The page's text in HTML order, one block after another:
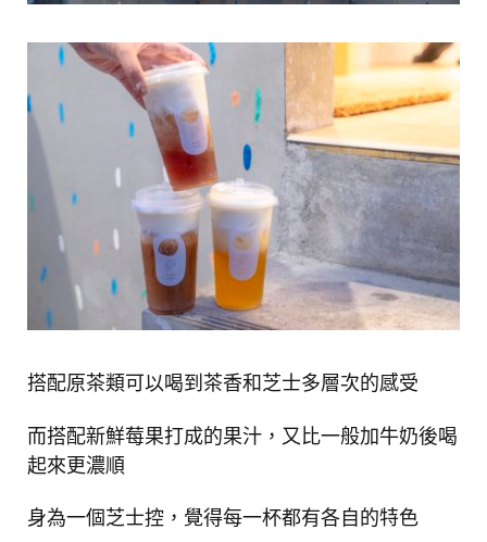
搭配原茶類可以喝到茶香和芝士多層次的感受
而搭配新鮮莓果打成的果汁，又比一般加牛奶後喝
起來更濃順
身為一個芝士控，覺得每一杯都有各自的特色